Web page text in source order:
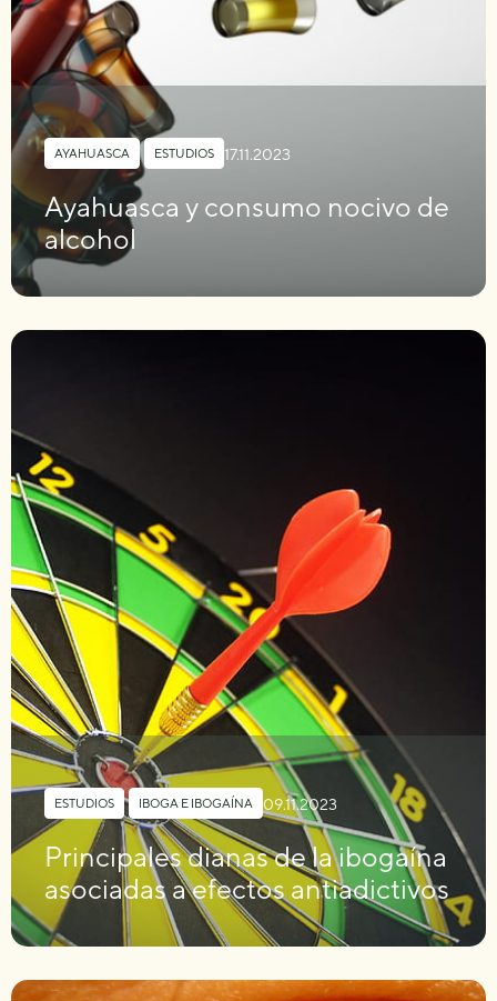
AYAHUASCA , ESTUDIOS 17.11.2023
Ayahuasca y consumo nocivo de
alcohol
ESTUDIOS , IBOGA E IBOGAÍNA 09.11.2023
Principales dianas de la ibogaína
asociadas a efectos antiadictivos